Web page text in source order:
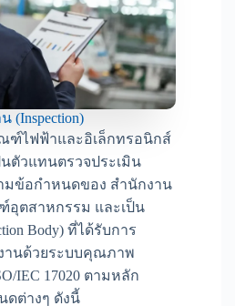
(Inspection)
ฑ์ไฟฟ้าและอิเล็กทรอนิกส์
นตัวแทนตรวจประเมิน
ข้อกำหนดของ สำนักงาน
ตสาหกรรม และเป็น
Body) ที่ได้รับการ
านด้วยระบบคุณภาพ
IEC 17020 ตามหลัก
ต่างๆ ดังนี้